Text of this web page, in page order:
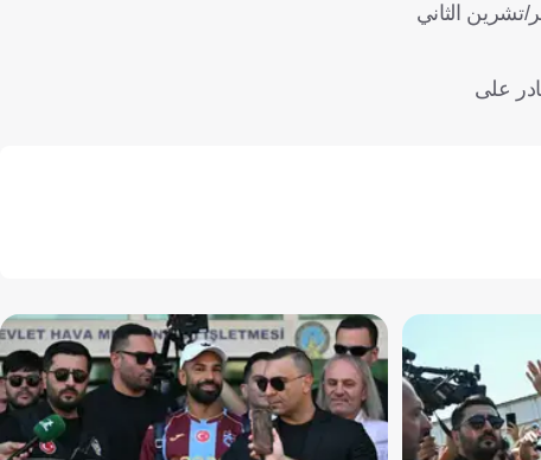
أمام الوحدة في أول مباراة رسمية مع السد وستكون أمام الوحدة الإماراتي، يوم 24 نوفمبر/تشرين الثاني
على